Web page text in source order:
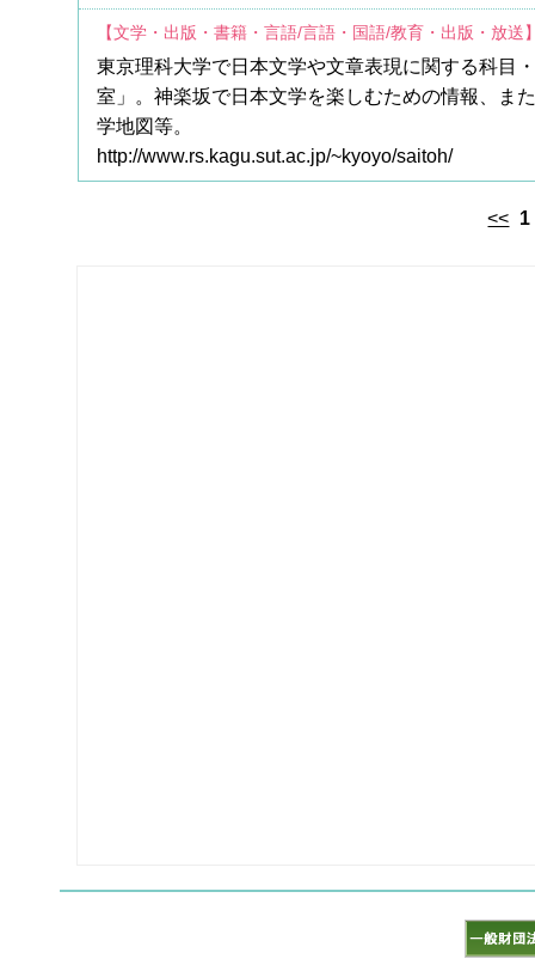
【文学・出版・書籍・言語/言語・国語/教育・出版・放送
東京理科大学で日本文学や文章表現に関する科目
室」。神楽坂で日本文学を楽しむための情報、ま
学地図等。
http://www.rs.kagu.sut.ac.jp/~kyoyo/saitoh/
<< 1